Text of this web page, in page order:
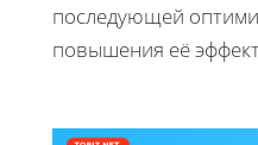
последующей
повышения её